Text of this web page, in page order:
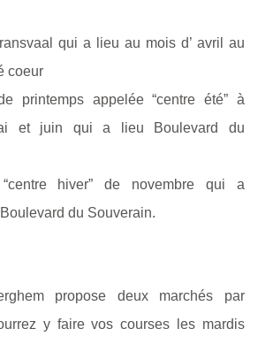
qui a lieu au mois d’ avril au
coeur
printemps appelée “centre été” à
et juin qui a lieu Boulevard du
hiver” de novembre qui a
du Souverain.
propose deux marchés par
y faire vos courses les mardis